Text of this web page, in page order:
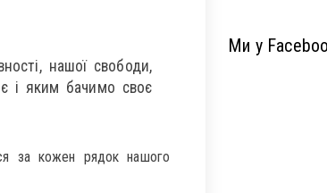
нашої свободи,
і яким бачимо своє
за кожен рядок нашого
Ми у